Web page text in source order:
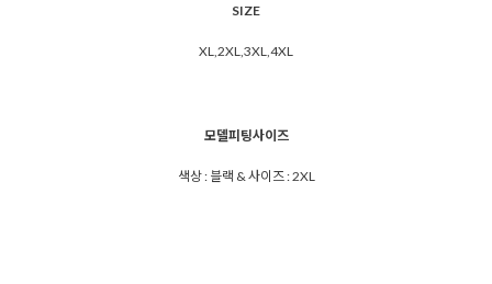
SIZE
XL,2XL,3XL,4XL
모델피팅사이즈
색상 : 블랙 & 사이즈 : 2XL